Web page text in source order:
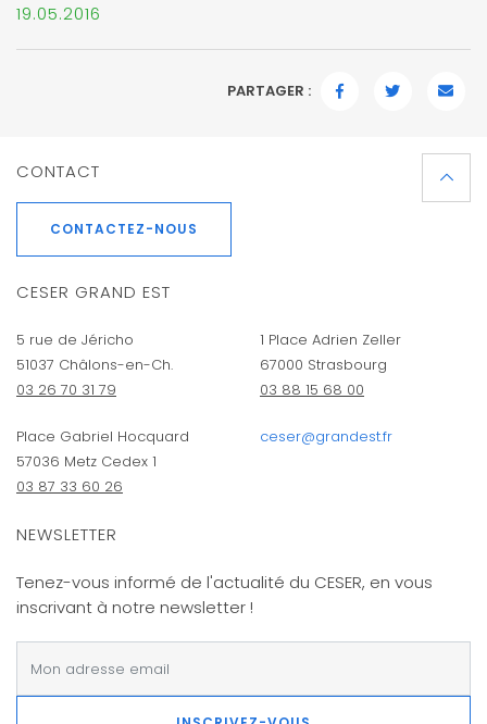
19.05.2016
PARTAGER :
CONTACT
CONTACTEZ-NOUS
CESER GRAND EST
5 rue de Jéricho
51037 Châlons-en-Ch.
03 26 70 31 79
Place Gabriel Hocquard
57036 Metz Cedex 1
03 87 33 60 26
1 Place Adrien Zeller
67000 Strasbourg
03 88 15 68 00
ceser@grandest.fr
NEWSLETTER
Tenez-vous informé de l'actualité du CESER, en vous
inscrivant à notre newsletter !